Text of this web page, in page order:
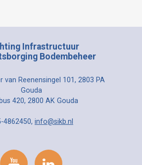
Infrastructuur
Bodembeheer
van Reenensingel 101, 2803 PA
Gouda
420, 2800 AK Gouda
4862450, info@sikb.nl